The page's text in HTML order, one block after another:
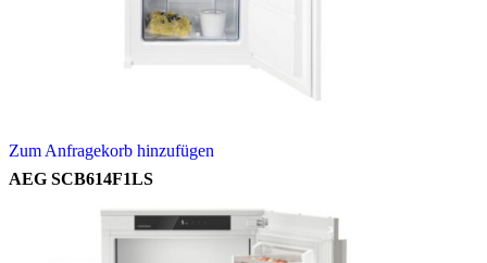
Zum Anfragekorb hinzufügen
AEG SCB614F1LS